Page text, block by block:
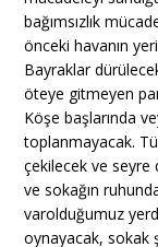
bağımsızlık
önceki havanın
Bayraklar
öteye gitmeyen
Köşe başlarında
toplanmayacak.
çekilecek ve seyre
ve sokağın
varolduğumuz
oynayacak, sokak